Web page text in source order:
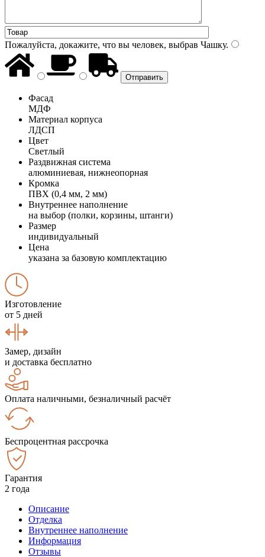
Пожалуйста, докажите, что вы человек, выбрав Чашку.
Фасад
МДФ
Материал корпуса
ЛДСП
Цвет
Светлый
Раздвижная система
алюминиевая, нижнеопорная
Кромка
ПВХ (0,4 мм, 2 мм)
Внутреннее наполнение
на выбор (полки, корзины, штанги)
Размер
индивидуальный
Цена
указана за базовую комплектацию
Изготовление
от 5 дней
Замер, дизайн
и доставка бесплатно
Оплата наличными, безналичный расчёт
Беспроцентная рассрочка
Гарантия
2 года
Описание
Отделка
Внутреннее наполнение
Информация
Отзывы